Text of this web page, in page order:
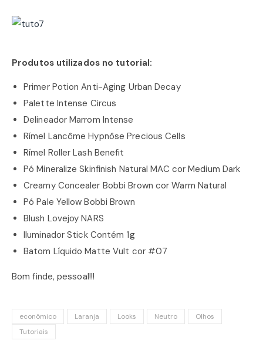
Produtos utilizados no tutorial:
Primer Potion Anti-Aging Urban Decay
Palette Intense Circus
Delineador Marrom Intense
Rímel Lancôme Hypnôse Precious Cells
Rímel Roller Lash Benefit
Pó Mineralize Skinfinish Natural MAC cor Medium Dark
Creamy Concealer Bobbi Brown cor Warm Natural
Pó Pale Yellow Bobbi Brown
Blush Lovejoy NARS
Iluminador Stick Contém 1g
Batom Líquido Matte Vult cor #07
Bom finde, pessoal!!!
econômico Laranja Looks Neutro
Olhos
Tutoriais